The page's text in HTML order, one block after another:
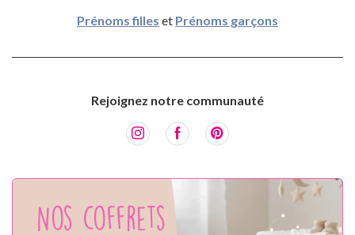
Prénoms filles et Prénoms garçons
Rejoignez notre communauté
Nos coffrets